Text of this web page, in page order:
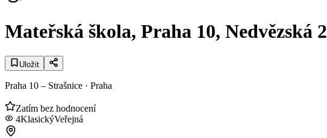
Mateřská škola, Praha 10, Nedvězská
Uložit
Praha 10 – Strašnice · Praha
Zatím bez hodnocení
4KlasickýVeřejná